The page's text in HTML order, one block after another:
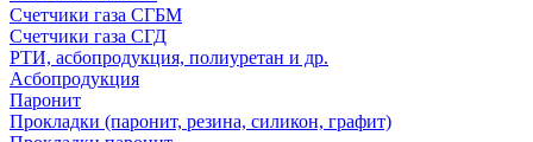
Счетчики газа СГБМ
Счетчики газа СГД
РТИ, асбопродукция, полиуретан и др.
Асбопродукция
Паронит
Прокладки (паронит, резина, силикон, графит)